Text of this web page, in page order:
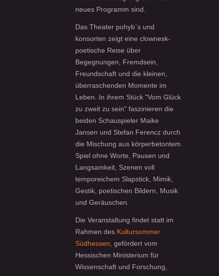
neues Programm sind.
Das Theater pohyb`s und
konsorten zeigt eine clownesk-
poetische Reise über
Begegnungen, Fremdsein,
Freundschaft und die kleinen,
überraschenden Momente im
Leben. In ihrem Stück "Vom Glück
zu zweit zu sein" faszinieren die
beiden Schauspieler Maike
Jansen und Stefan Ferencz durch
die Mischung aus körperbetontem
Spiel ohne Worte, Pausen und
Langsamkeit, Szenen voll
temporeichem Slapstick, Mimik,
Gestik, poetischen Bildern, Musik
und Geräuschen.
Die Veranstaltung findet statt im
Rahmen des Kultursommer
Südhessen , gefördert vom
Hessischen Ministerium für
Wissenschaft und Forschung,